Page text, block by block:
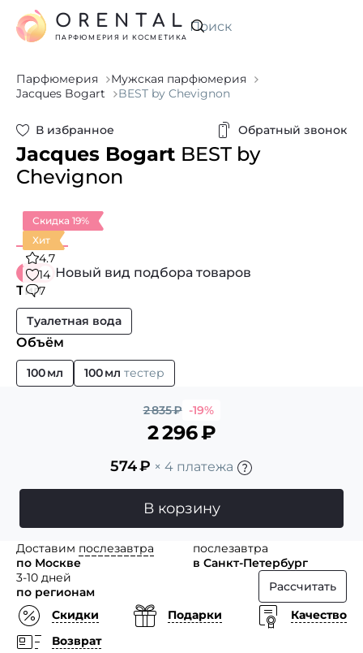
Искать
ORENTAL
ПАРФЮМЕРИЯ И КОСМЕТИКА
Парфюмерия
Мужская парфюмерия
Jacques Bogart
BEST by Chevignon
В избранное Обратный звонок
Jacques Bogart BEST by
Chevignon
Скидка 19%
Хит
4.7
14
7
Новый вид подбора товаров
Тип
Туалетная вода
Объём
100 мл 100 мл тестер
2 835₽ -19%
2 296₽
574₽ × 4 платежа
В корзину
Доставим послезавтра
по Москве
послезавтра
в Санкт-Петербург
3-10 дней
по регионам
Рассчитать
Скидки
Подарки
Качество
Возврат